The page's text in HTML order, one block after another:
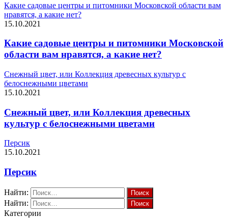
Какие садовые центры и питомники Московской области вам
нравятся, а какие нет?
15.10.2021
Какие садовые центры и питомники Московской
области вам нравятся, а какие нет?
Снежный цвет, или Коллекция древесных культур с
белоснежными цветами
15.10.2021
Снежный цвет, или Коллекция древесных
культур с белоснежными цветами
Персик
15.10.2021
Персик
Найти:
Найти:
Категории